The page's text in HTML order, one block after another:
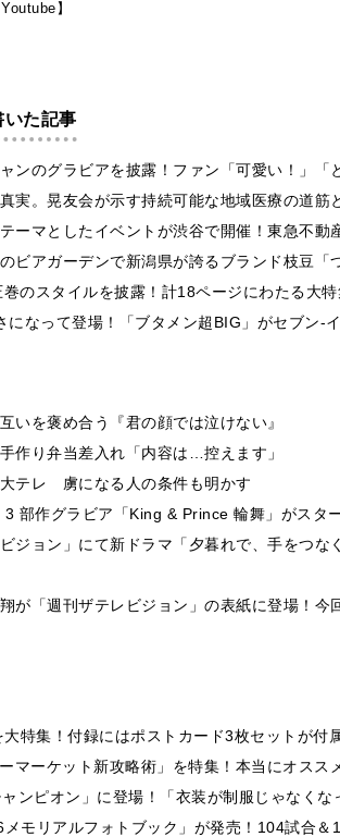
】
いた記事
ンのグラビアを披露！ファン「可愛い！」「
実。晃友会が示す持続可能な地域医療の道筋
ーマとしたイベントが渋谷で開催！東急不動
ビアガーデンで新潟県が誇るブランド枝豆「
のスタイルを披露！計18ページにわたる大特
なって登場！「ブタメン超BIG」がセブン‐
いを褒め合う『君の顔では泣けない』
作り弁当差入れ「内容は…控えます」
テレ 虜になる人の条件も明かす
部作グラビア「King & Prince 輪舞」がスター
ジョン」にて新ドラマ「夕暮れで、手をつな
が「週刊ザテレビジョン」の表紙に登場！今
特集！付録にはポストカード3枚セットが付
マーケット新攻略術」を特集！本当にオスス
ンピオン」に登場！「衣装が制服じゃなくな
メモリアルフォトブック」が発売！104試合＆